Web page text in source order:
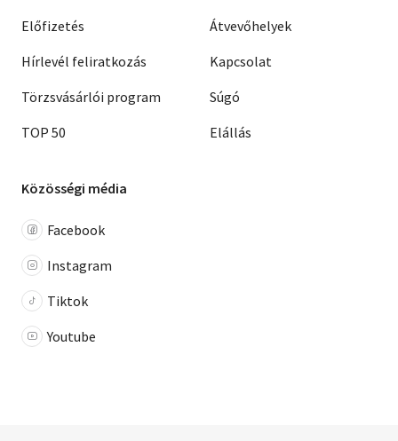
Előfizetés
Hírlevél feliratkozás
Törzsvásárlói program
TOP 50
Átvevőhelyek
Kapcsolat
Súgó
Elállás
Közösségi média
Facebook
Instagram
Tiktok
Youtube